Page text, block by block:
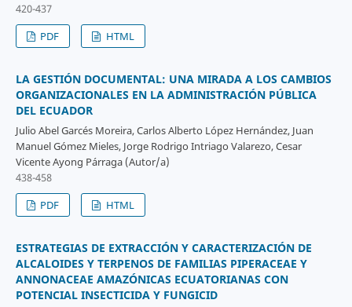
420-437
PDF
HTML
LA GESTIÓN DOCUMENTAL: UNA MIRADA A LOS CAMBIOS
ORGANIZACIONALES EN LA ADMINISTRACIÓN PÚBLICA
DEL ECUADOR
Julio Abel Garcés Moreira, Carlos Alberto López Hernández, Juan
Manuel Gómez Mieles, Jorge Rodrigo Intriago Valarezo, Cesar
Vicente Ayong Párraga (Autor/a)
438-458
PDF
HTML
ESTRATEGIAS DE EXTRACCIÓN Y CARACTERIZACIÓN DE
ALCALOIDES Y TERPENOS DE FAMILIAS PIPERACEAE Y
ANNONACEAE AMAZÓNICAS ECUATORIANAS CON
POTENCIAL INSECTICIDA Y FUNGICID